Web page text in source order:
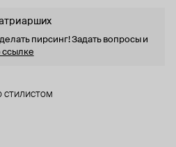
пирсинг! Задать вопросы и
ссылке
стилистом